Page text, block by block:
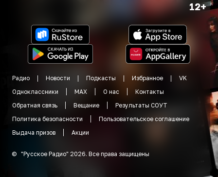
12+
Радио Новости Подкасты Избранное
VK
Одноклассники
MAX О нас
Контакты
Обратная связь
Вещание
Результаты СОУТ
Политика безопасности
Пользовательское соглашение
Выдача призов
Акции
© "Русское Радио" 2026. Все права защищены